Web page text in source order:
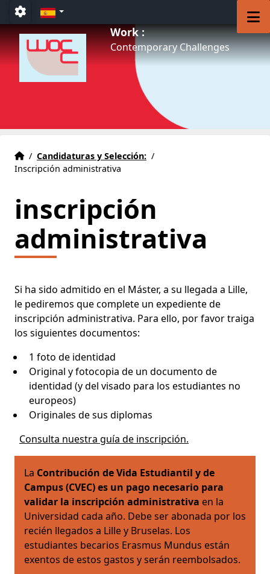
Accéder au menu principal
Accéder au contenu
Paramétrage
ES
Work :
Contemporary Challenges
InicioAccueil
/ Candidaturas y Selección: /
Inscripción administrativa
inscripción
administrativa
Si ha sido admitido en el Máster, a su llegada a Lille,
le pediremos que complete un expediente de
inscripción administrativa. Para ello, por favor traiga
los siguientes documentos:
1 foto de identidad
Original y fotocopia de un documento de
identidad (y del visado para los estudiantes no
europeos)
Originales de sus diplomas
Consulta nuestra guía de inscripción.
La Contribución de Vida Estudiantil y de
Campus (CVEC) es un pago necesario para
validar la inscripción administrativa en la
Universidad cada año. Debe ser abonada por los
recién llegados a Lille y Bruselas. Los
estudiantes becarios Erasmus Mundus están
exentos de estos gastos y serán reembolsados.